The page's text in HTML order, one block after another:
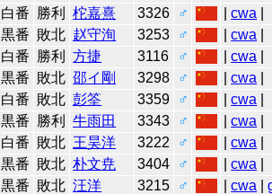
白番 勝利 柁嘉熹 3326 ♂ |cwa
黒番 敗北 赵守洵 3253 ♂ |cwa
白番 勝利 方捷 3116 ♂ |cwa
黒番 敗北 邵イ剛 3298 ♂ |cwa
白番 敗北 彭筌 3359 ♂ |cwa
黒番 勝利 牛雨田 3343 ♂ |cwa
白番 敗北 王昊洋 3222 ♂ |cwa
黒番 敗北 朴文尭 3404 ♂ |cwa
黒番 敗北 汪洋 3215 ♂ |cwa |